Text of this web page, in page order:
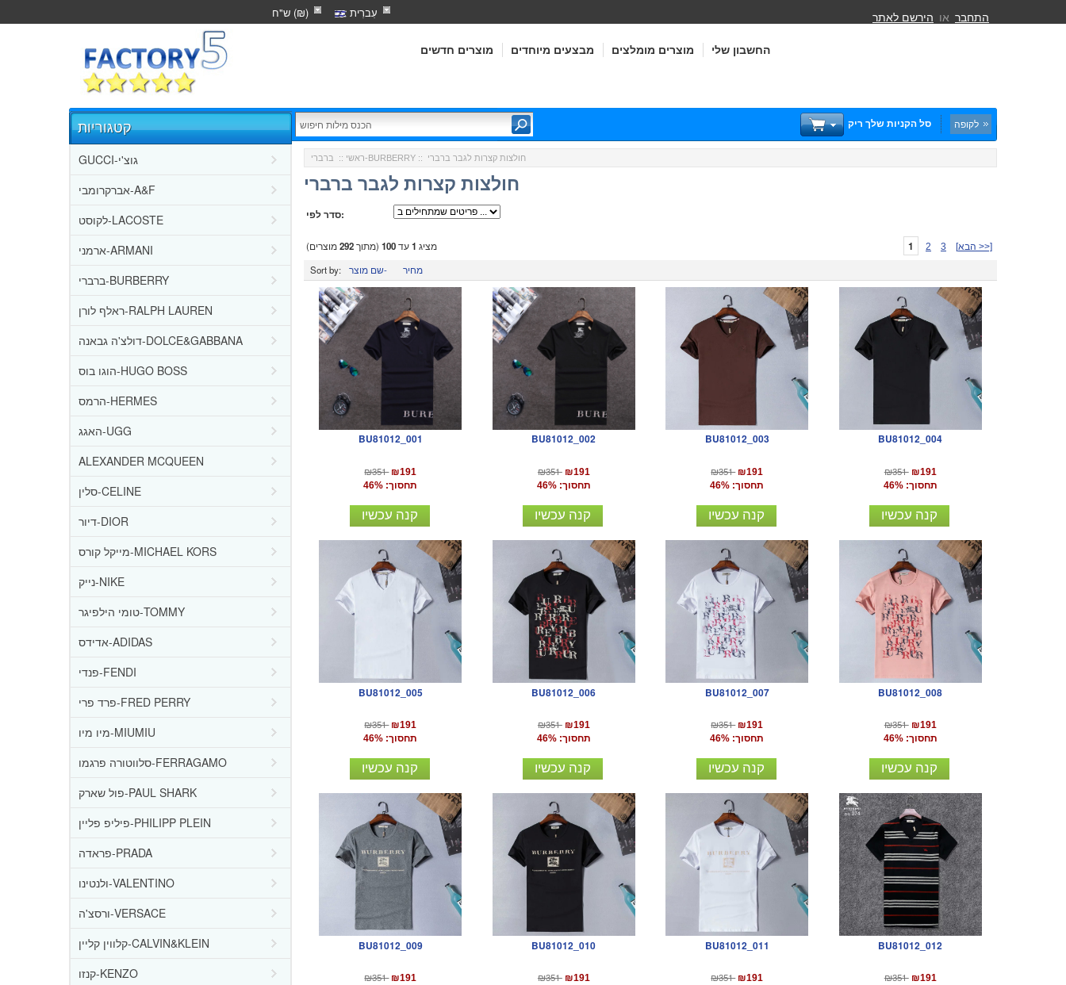
עִברִית ש"ח (₪)
מוצרים חדשים מבצעים מיוחדים מוצרים מומלצים החשבון שלי
התחבר או הירשם לאתר
סל הקניות שלך ריק לקופה
קטגוריות
GUCCI-גוצ'י
אברקרומבי-A&F
לקוסט-LACOSTE
ארמני-ARMANI
ברברי-BURBERRY
ראלף לורן-RALPH LAUREN
דולצ'ה גבאנה-DOLCE&GABBANA
הוגו בוס-HUGO BOSS
הרמס-HERMES
האגג-UGG
ALEXANDER MCQUEEN
סלין-CELINE
דיור-DIOR
מייקל קורס-MICHAEL KORS
נייק-NIKE
טומי הילפיגר-TOMMY
אדידס-ADIDAS
פנדי-FENDI
פרד פרי-FRED PERRY
מיו מיו-MIUMIU
סלווטורה פרגמו-FERRAGAMO
פול שארק-PAUL SHARK
פיליפ פליין-PHILIPP PLEIN
פראדה-PRADA
ולנטינו-VALENTINO
ורסצ'ה-VERSACE
קלווין קליין-CALVIN&KLEIN
קנזו-KENZO
ראשי :: ברברי-BURBERRY :: חולצות קצרות לגבר ברברי
חולצות קצרות לגבר ברברי
סדר לפי:
מציג 1עד100(מתוך292מוצרים) 1 2 3 [הבא >>]
Sort by: שם מוצר- מחיר
BU81012_001
₪351 ₪191
תחסוך: 46%
קנה עכשיו
BU81012_002
₪351 ₪191
תחסוך: 46%
קנה עכשיו
BU81012_003
₪351 ₪191
תחסוך: 46%
קנה עכשיו
BU81012_004
₪351 ₪191
תחסוך: 46%
קנה עכשיו
BU81012_005
₪351 ₪191
תחסוך: 46%
קנה עכשיו
BU81012_006
₪351 ₪191
תחסוך: 46%
קנה עכשיו
BU81012_007
₪351 ₪191
תחסוך: 46%
קנה עכשיו
BU81012_008
₪351 ₪191
תחסוך: 46%
קנה עכשיו
BU81012_009
₪351 ₪191
BU81012_010
₪351 ₪191
BU81012_011
₪351 ₪191
BU81012_012
₪351 ₪191